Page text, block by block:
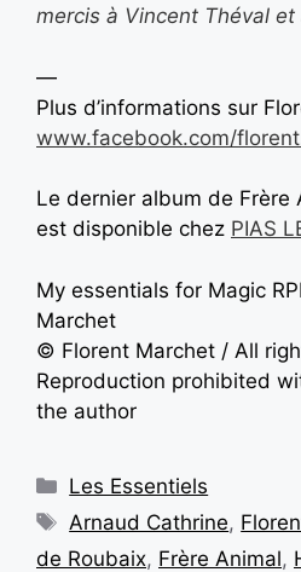
mercis à Vincent Théval et
—
Plus d’informations sur
www.facebook.com/
Le dernier album de Frère
est disponible chez PIAS
My essentials for Magic
Marchet
© Florent Marchet / All
Reproduction prohibited
the author
Les Essentiels
Arnaud Cathrine,
de Roubaix, Frère Animal,